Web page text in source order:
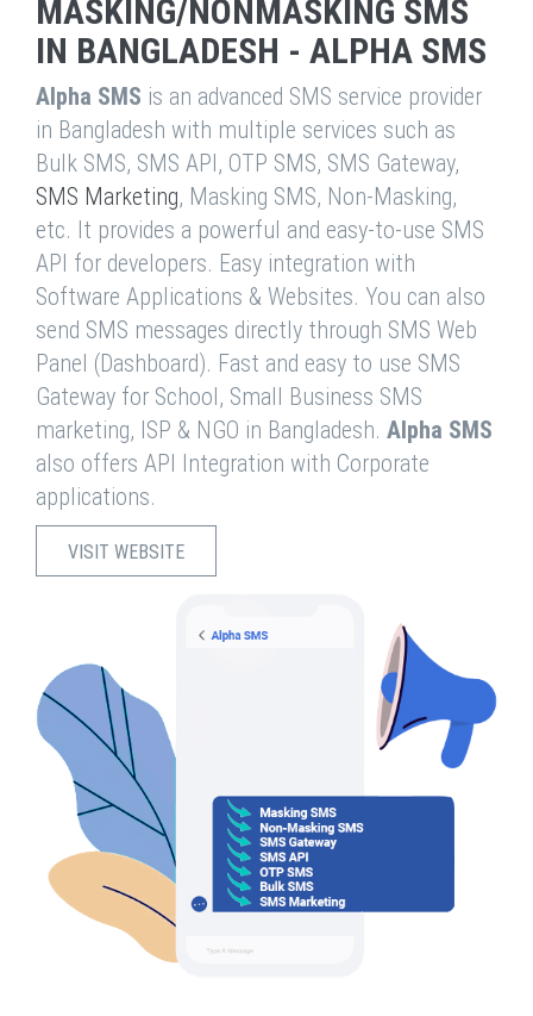
MASKING/NONMASKING SMS
IN BANGLADESH - ALPHA SMS
Alpha SMS is an advanced SMS service provider
in Bangladesh with multiple services such as
Bulk SMS, SMS API, OTP SMS, SMS Gateway,
SMS Marketing, Masking SMS, Non-Masking,
etc. It provides a powerful and easy-to-use SMS
API for developers. Easy integration with
Software Applications & Websites. You can also
send SMS messages directly through SMS Web
Panel (Dashboard). Fast and easy to use SMS
Gateway for School, Small Business SMS
marketing, ISP & NGO in Bangladesh. Alpha SMS
also offers API Integration with Corporate
applications.
VISIT WEBSITE